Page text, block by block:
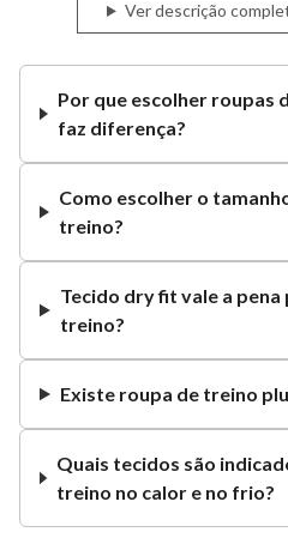
Ver descrição
Essas características
Esporte e
movimente-se
Se você está buscando
fitness. Com elas, você
atividades nunca foi
o nosso catálogo de
o seu bem-estar!
treino mais prática
Para os homens que
academias, a Lojas Torra
Por que escolher roupas
faz diferença?
Como escolher o
treino?
Tecido dry fit vale a
treino?
Existe roupa de treino
Quais tecidos são
treino no calor e no frio?